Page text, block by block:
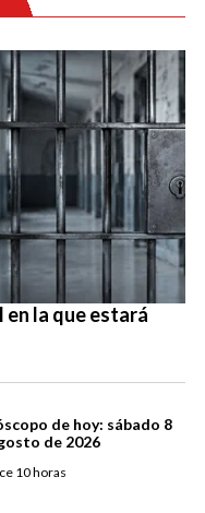
en la que estará
de hoy: sábado 8
de 2026
10 horas